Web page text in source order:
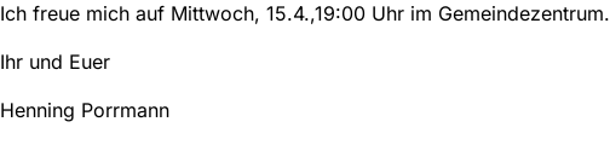
Ich freue mich auf Mittwoch, 15.4.,19:00 Uhr im Gemeindezentrum.
Ihr und Euer
Henning Porrmann